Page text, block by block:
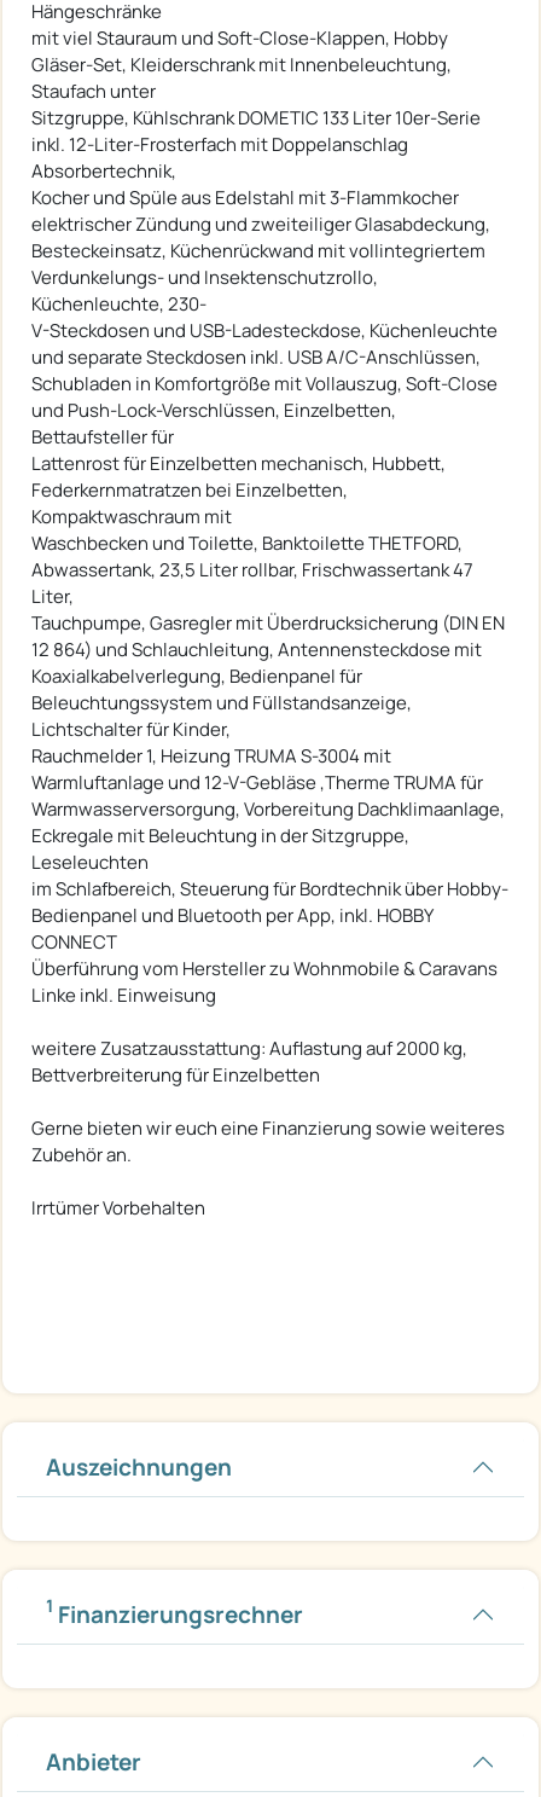
Hängeschränke
mit viel Stauraum und Soft-Close-Klappen, Hobby
Gläser-Set, Kleiderschrank mit Innenbeleuchtung,
Staufach unter
Sitzgruppe, Kühlschrank DOMETIC 133 Liter 10er-Serie
inkl. 12-Liter-Frosterfach mit Doppelanschlag
Absorbertechnik,
Kocher und Spüle aus Edelstahl mit 3-Flammkocher
elektrischer Zündung und zweiteiliger Glasabdeckung,
Besteckeinsatz, Küchenrückwand mit vollintegriertem
Verdunkelungs- und Insektenschutzrollo,
Küchenleuchte, 230-
V-Steckdosen und USB-Ladesteckdose, Küchenleuchte
und separate Steckdosen inkl. USB A/C-Anschlüssen,
Schubladen in Komfortgröße mit Vollauszug, Soft-Close
und Push-Lock-Verschlüssen, Einzelbetten,
Bettaufsteller für
Lattenrost für Einzelbetten mechanisch, Hubbett,
Federkernmatratzen bei Einzelbetten,
Kompaktwaschraum mit
Waschbecken und Toilette, Banktoilette THETFORD,
Abwassertank, 23,5 Liter rollbar, Frischwassertank 47
Liter,
Tauchpumpe, Gasregler mit Überdrucksicherung (DIN EN
12 864) und Schlauchleitung, Antennensteckdose mit
Koaxialkabelverlegung, Bedienpanel für
Beleuchtungssystem und Füllstandsanzeige,
Lichtschalter für Kinder,
Rauchmelder 1, Heizung TRUMA S-3004 mit
Warmluftanlage und 12-V-Gebläse ,Therme TRUMA für
Warmwasserversorgung, Vorbereitung Dachklimaanlage,
Eckregale mit Beleuchtung in der Sitzgruppe,
Leseleuchten
im Schlafbereich, Steuerung für Bordtechnik über Hobby-
Bedienpanel und Bluetooth per App, inkl. HOBBY
CONNECT
Überführung vom Hersteller zu Wohnmobile & Caravans
Linke inkl. Einweisung
weitere Zusatzausstattung: Auflastung auf 2000 kg,
Bettverbreiterung für Einzelbetten
Gerne bieten wir euch eine Finanzierung sowie weiteres
Zubehör an.
Irrtümer Vorbehalten
Auszeichnungen
1 Finanzierungsrechner
Anbieter